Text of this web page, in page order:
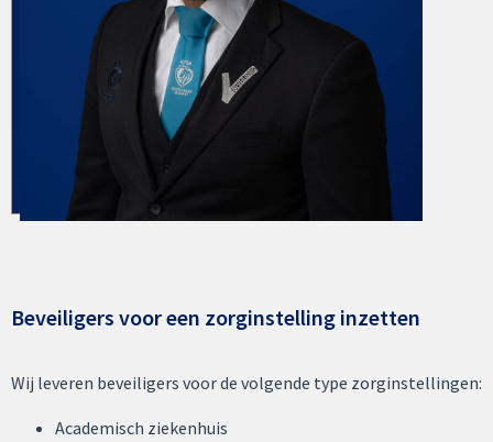
Beveiligers voor een zorginstelling inzetten
Wij leveren beveiligers voor de volgende type zorginstellingen:
Academisch ziekenhuis